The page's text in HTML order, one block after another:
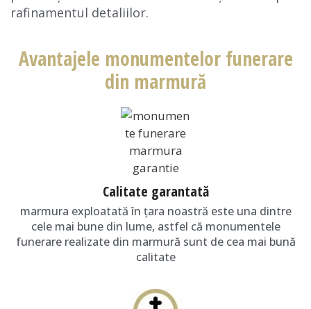
rafinamentul detaliilor.
Avantajele monumentelor funerare
din marmură
Calitate garantată
marmura exploatată în ţara noastră este una dintre
cele mai bune din lume, astfel că monumentele
funerare realizate din marmură sunt de cea mai bună
calitate